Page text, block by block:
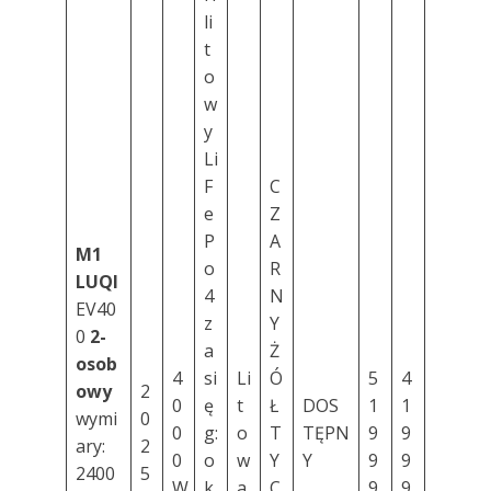
M1
LUQI
EV40
0 2-
osob
owy
wymi
ary:
2400
2
0
2
5
4
0
0
0
li
t
o
w
y
Li
F
e
P
o
4
z
a
si
ę
g:
o
Li
t
o
w
C
Z
A
R
N
Y
Ż
Ó
Ł
T
Y
DOS
TĘPN
Y
5
1
9
9
4
1
9
9